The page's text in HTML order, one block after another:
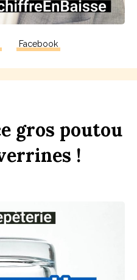
Facebook
gros poutou
ines !